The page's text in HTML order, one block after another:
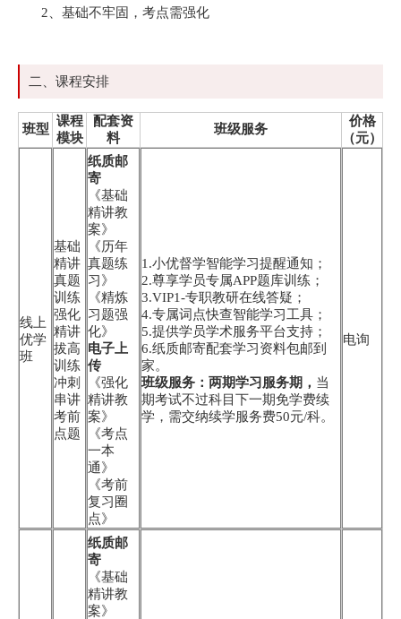
2、基础不牢固，考点需强化
二、课程安排
班型
课程
模块
配套资
料
班级服务
价格
（元）
线上
优学
班
基础
精讲
真题
训练
强化
精讲
拔高
训练
冲刺
串讲
考前
点题
纸质邮
寄
《基础
精讲教
案》
《历年
真题练
习》
《精炼
习题强
化》
电子上
传
《强化
精讲教
案》
《考点
一本
通》
《考前
复习圈
点》
1.小优督学智能学习提醒通知；
2.尊享学员专属APP题库训练；
3.VIP1-专职教研在线答疑；
4.专属词点快查智能学习工具；
5.提供学员学术服务平台支持；
6.纸质邮寄配套学习资料包邮到
家。
班级服务：两期学习服务期， 当
期考试不过科目下一期免学费续
学，需交纳续学服务费50元/科。
电询
纸质邮
寄
《基础
精讲教
案》